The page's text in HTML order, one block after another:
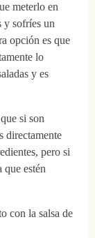
meterlo en
y sofríes un
opción es que
lo
y es
si son
directamente
pero si
que estén
con la salsa de